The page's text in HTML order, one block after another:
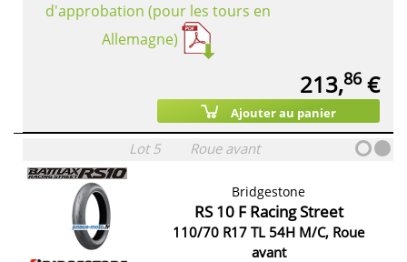
d'approbation (pour les tours en
Allemagne)
213,86€
Ajouter au panier
Lot 5 Roue avant
Bridgestone
RS 10 F Racing Street
110/70 R17 TL 54H M/C, Roue
avant